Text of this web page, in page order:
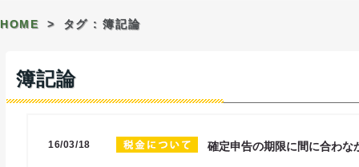
HOME > タグ : 簿記論
簿記論
16/03/18 確定申告の期限に間に合わ